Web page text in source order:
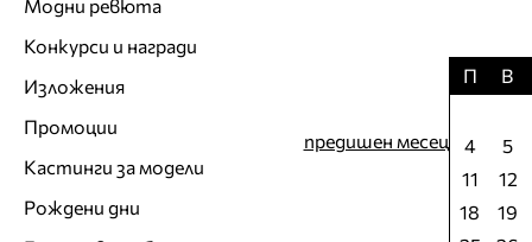
предишен месец
П
В
4
5
11
12
18
19
Модни ревюта
Конкурси и награди
Изложения
Промоции
Кастинги за модели
Рождени дни